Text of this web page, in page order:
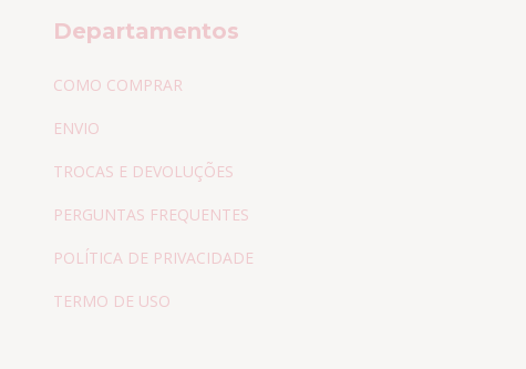
Departamentos
COMO COMPRAR
ENVIO
TROCAS E DEVOLUÇÕES
PERGUNTAS FREQUENTES
POLÍTICA DE PRIVACIDADE
TERMO DE USO